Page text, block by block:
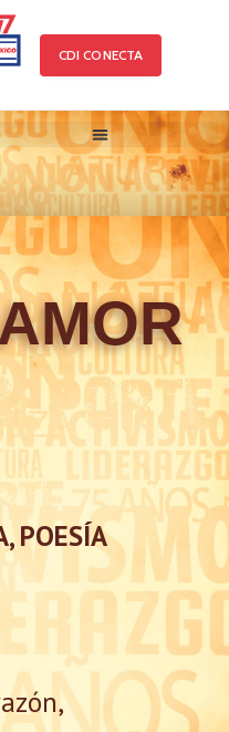
CDI CONECTA
POESÍA